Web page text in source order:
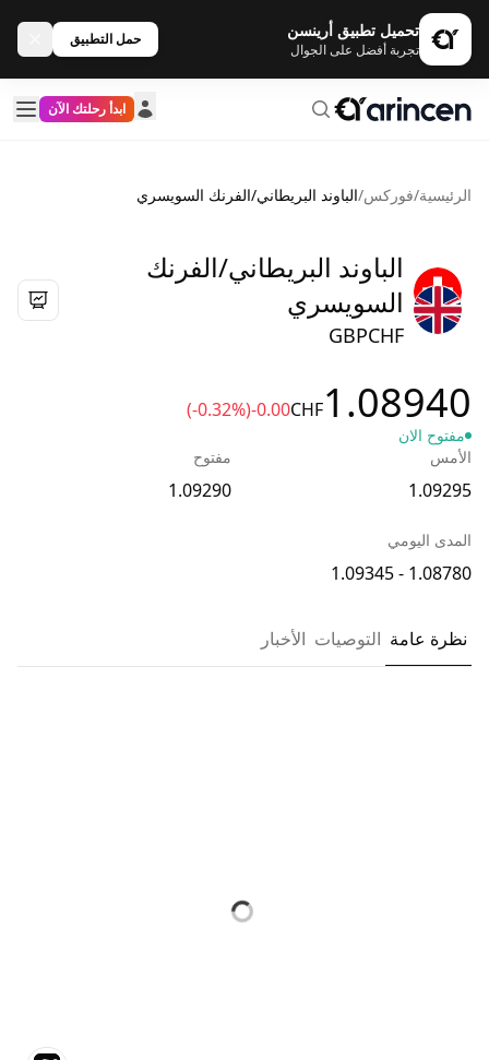
تحميل تطبيق أرينسن
تجربة أفضل على الجوال
حمل التطبيق
ابدأ رحلتك الآن
الرئيسية/فوركس/الباوند البريطاني/الفرنك السويسري
الباوند البريطاني/الفرنك
السويسري
GBPCHF
1.08940
CHF
-0.00
(-0.32%)
مفتوح الان
الأمس
1.09295
مفتوح
1.09290
المدى اليومي
1.08780 - 1.09345
نظرة عامة التوصيات الأخبار